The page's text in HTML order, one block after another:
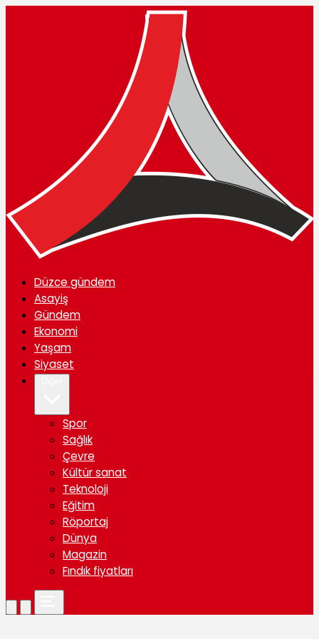
Düzce gündem
Asayiş
Gündem
Ekonomi
Yaşam
Siyaset
Spor
Sağlık
Çevre
Kültür sanat
Teknoloji
Eğitim
Röportaj
Dünya
Magazin
Fındık fiyatları